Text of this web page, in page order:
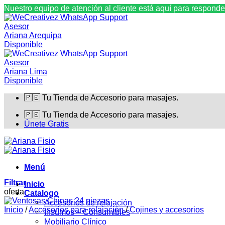
Nuestro equipo de atención al cliente está aquí para
Asesor
Ariana Arequipa
Disponible
Asesor
Ariana Lima
Disponible
🇵🇪 Tu Tienda de Accesorio para masajes.
🇵🇪 Tu Tienda de Accesorio para masajes.
Únete Gratis
Menú
Inicio
Catalogo
Accesorios de relajación
Insumos – Consumibles
Mobiliario Clínico
Filtrar
oferta
Inicio /Accesorios para relajación / Cojines y accesorios